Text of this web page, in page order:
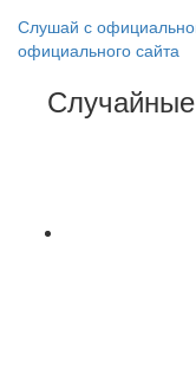
Слушай с
официального сайта